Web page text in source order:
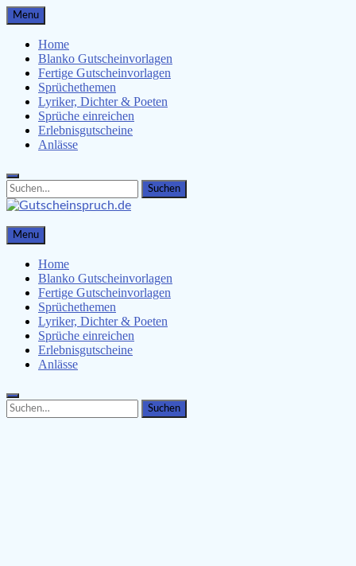
Skip
to
content
Menu
Home
Blanko Gutscheinvorlagen
Fertige Gutscheinvorlagen
Sprüchethemen
Lyriker, Dichter & Poeten
Sprüche einreichen
Erlebnisgutscheine
Anlässe
Search
for:
Search
Gutscheinspruch.de
Gutscheinsprüche & Gutscheinvorlagen finden
Menu
Home
Blanko Gutscheinvorlagen
Fertige Gutscheinvorlagen
Sprüchethemen
Lyriker, Dichter & Poeten
Sprüche einreichen
Erlebnisgutscheine
Anlässe
Search
for:
Search